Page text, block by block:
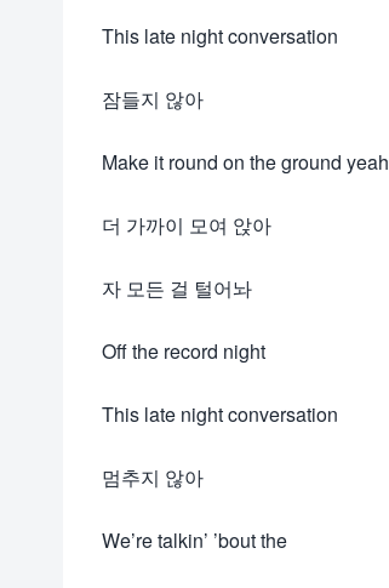
This late night conversation
잠들지 않아
Make it round on the ground yeah
더 가까이 모여 앉아
자 모든 걸 털어놔
Off the record night
This late night conversation
멈추지 않아
We’re talkin’ ’bout the